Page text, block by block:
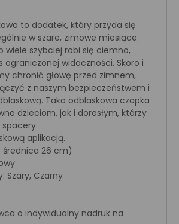
to dodatek, który przyda się
w szare, zimowe miesiące.
wiele szybciej robi się ciemno,
ograniczonej widoczności. Skoro i
chronić głowę przed zimnem,
z naszym bezpieczeństwem i
Taka odblaskowa czapka
dzieciom, jak i dorosłym, którzy
aplikacją.
średnica 26 cm)
Szary, Czarny
o indywidualny nadruk na